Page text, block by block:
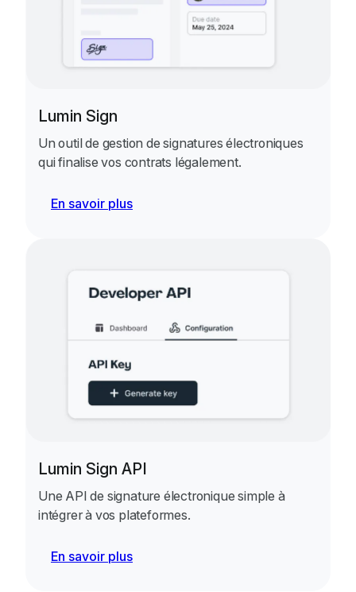
Lumin Sign
Un outil de gestion de signatures électroniques
qui finalise vos contrats légalement.
En savoir plus
Lumin Sign API
Une API de signature électronique simple à
intégrer à vos plateformes.
En savoir plus